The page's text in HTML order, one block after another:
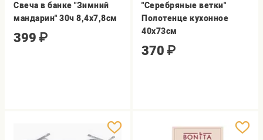
Свеча в банке "Зимний
мандарин" 30ч 8,4х7,8см
399 ₽
"Серебряные ветки"
Полотенце кухонное
40х73см
370 ₽